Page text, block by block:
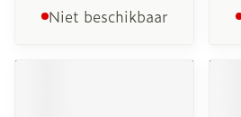
Niet beschikbaar